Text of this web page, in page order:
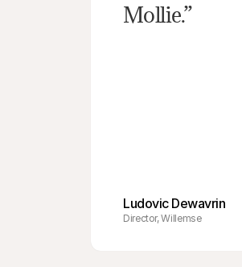
Mollie.”
Ludovic Dewavrin
Director, Willemse